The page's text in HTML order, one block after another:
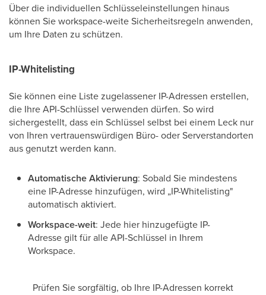
Über die individuellen Schlüsseleinstellungen hinaus
können Sie workspace-weite Sicherheitsregeln anwenden,
um Ihre Daten zu schützen.
IP-Whitelisting
Sie können eine Liste zugelassener IP-Adressen erstellen,
die Ihre API-Schlüssel verwenden dürfen. So wird
sichergestellt, dass ein Schlüssel selbst bei einem Leck nur
von Ihren vertrauenswürdigen Büro- oder Serverstandorten
aus genutzt werden kann.
Automatische Aktivierung: Sobald Sie mindestens
eine IP-Adresse hinzufügen, wird „IP-Whitelisting"
automatisch aktiviert.
Workspace-weit: Jede hier hinzugefügte IP-
Adresse gilt für alle API-Schlüssel in Ihrem
Workspace.
Prüfen Sie sorgfältig, ob Ihre IP-Adressen korrekt